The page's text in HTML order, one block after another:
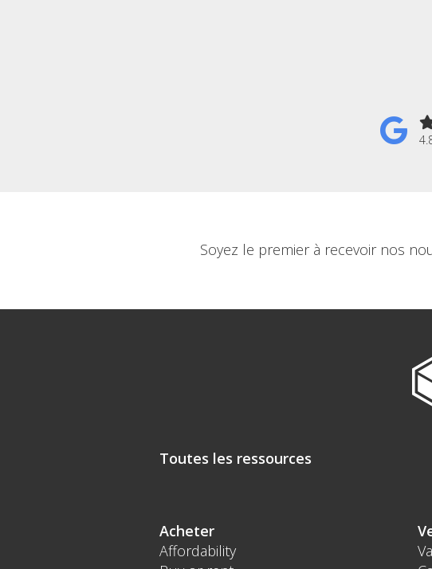
Soyez le premier à recevoir nos
Toutes les ressources
Acheter
Affordability